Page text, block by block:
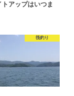
アップはいつま
筏釣り